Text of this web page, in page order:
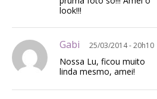
look!!!
Gabi 25/03/2014 - 20h10
Nossa Lu, ficou muito
linda mesmo, amei!